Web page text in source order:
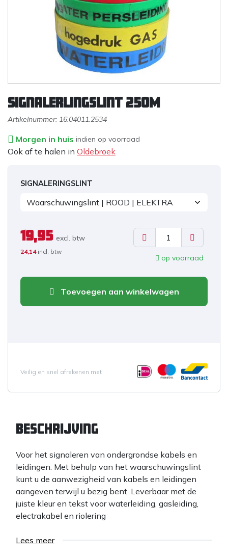
Signalerlingslint 250M
Artikelnummer: 16.04011.2534
Morgen in huis indien op voorraad
Ook af te halen in Oldebroek
SIGNALERINGSLINT
19,95 excl. btw
24,14 incl. btw
op voorraad
Toevoegen aan winkelwagen
Veilig en snel afrekenen met
Beschrijving
Voor het signaleren van ondergrondse kabels en
leidingen. Met behulp van het waarschuwingslint
kunt u de aanwezigheid van kabels en leidingen
aangeven terwijl u bezig bent. Leverbaar met de
juiste kleur en tekst voor waterleiding, gasleiding,
electrakabel en riolering
Lees meer